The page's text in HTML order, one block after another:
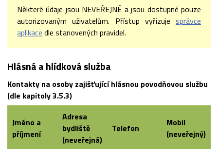
Některé údaje jsou NEVEŘEJNÉ a jsou dostupné pouze
autorizovaným uživatelům. Přístup vyřizuje správce
aplikace dle stanovených pravidel.
Hlásná a hlídková služba
Kontakty na osoby zajišťující hlásnou povodňovou službu
(dle kapitoly 3.5.3)
Jméno a
příjmení
Adresa
bydliště
(neveřejná)
Telefon
Mobil
(neveřejný)